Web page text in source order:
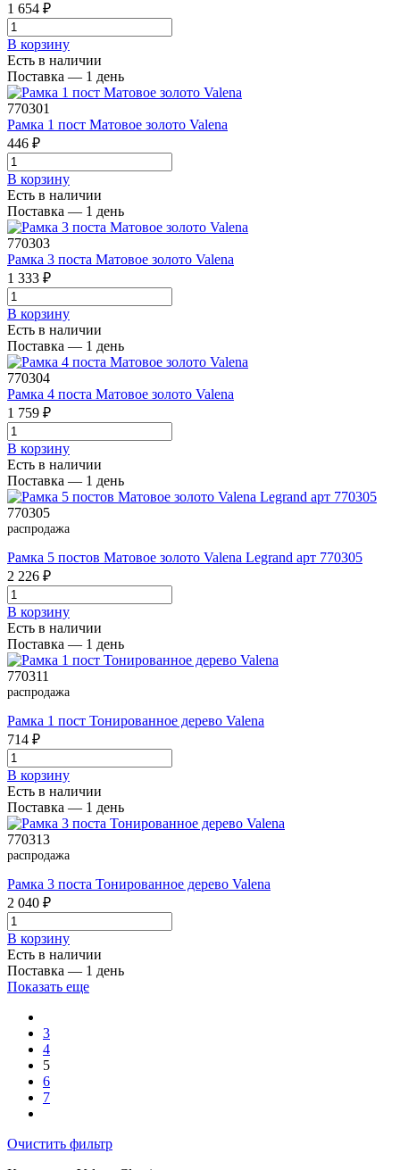
1 654 ₽
В корзинy
Есть в наличии
Поставка — 1 день
770301
Рамка 1 пост Матовое золото Valena
446 ₽
В корзинy
Есть в наличии
Поставка — 1 день
770303
Рамка 3 поста Матовое золото Valena
1 333 ₽
В корзинy
Есть в наличии
Поставка — 1 день
770304
Рамка 4 поста Матовое золото Valena
1 759 ₽
В корзинy
Есть в наличии
Поставка — 1 день
770305
распродажа
Рамка 5 постов Матовое золото Valena Legrand арт 770305
2 226 ₽
В корзинy
Есть в наличии
Поставка — 1 день
770311
распродажа
Рамка 1 пост Тонированное дерево Valena
714 ₽
В корзинy
Есть в наличии
Поставка — 1 день
770313
распродажа
Рамка 3 поста Тонированное дерево Valena
2 040 ₽
В корзинy
Есть в наличии
Поставка — 1 день
Показать еще
3
4
5
6
7
Очистить фильтр